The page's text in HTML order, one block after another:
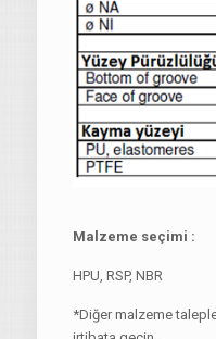
Malzeme seçimi :
HPU, RSP, NBR
*Diğer malzeme